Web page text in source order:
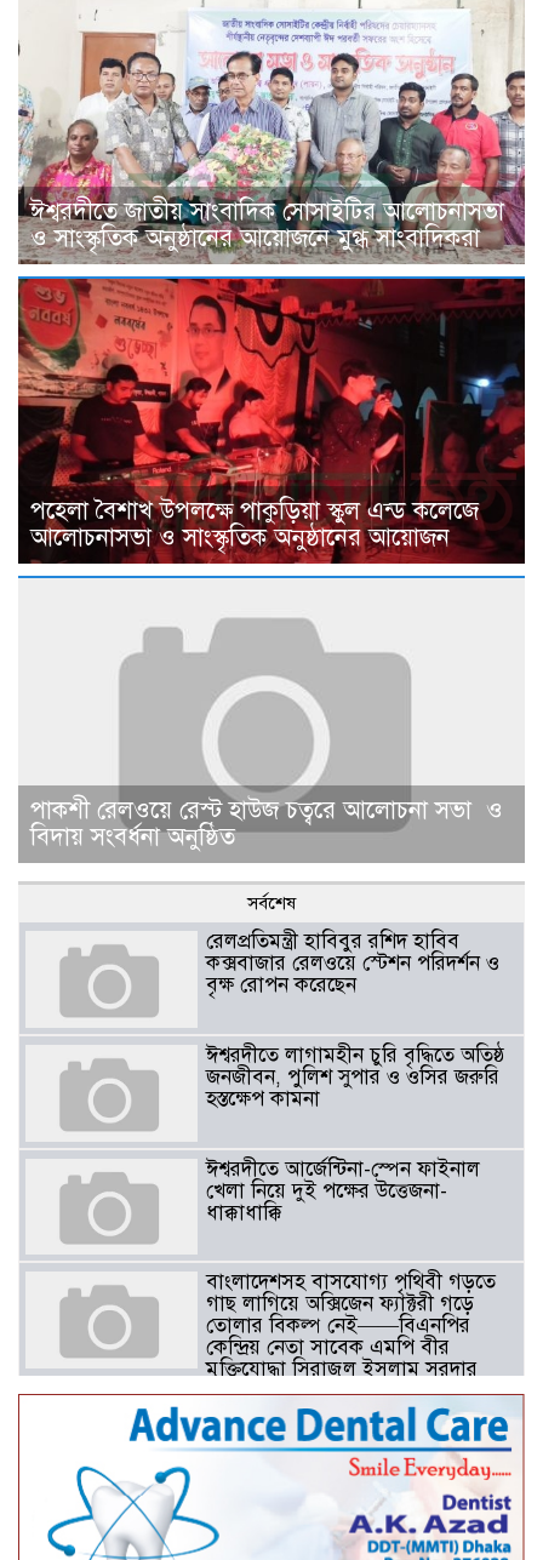
ঈশ্বরদীতে জাতীয় সাংবাদিক সোসাইটির আলোচনাসভা
ও সাংস্কৃতিক অনুষ্ঠানের আয়োজনে মুগ্ধ সাংবাদিকরা
পহেলা বৈশাখ উপলক্ষে পাকুড়িয়া স্কুল এন্ড কলেজে
আলোচনাসভা ও সাংস্কৃতিক অনুষ্ঠানের আয়োজন
পাকশী রেলওয়ে রেস্ট হাউজ চত্বরে আলোচনা সভা ও
বিদায় সংবর্ধনা অনুষ্ঠিত
সর্বশেষ
রেলপ্রতিমন্ত্রী হাবিবুর রশিদ হাবিব
কক্সবাজার রেলওয়ে স্টেশন পরিদর্শন ও
বৃক্ষ রোপন করেছেন
ঈশ্বরদীতে লাগামহীন চুরি বৃদ্ধিতে অতিষ্ঠ
জনজীবন, পুলিশ সুপার ও ওসির জরুরি
হস্তক্ষেপ কামনা ​
ঈশ্বরদীতে আর্জেন্টিনা-স্পেন ফাইনাল
খেলা নিয়ে দুই পক্ষের উত্তেজনা-
ধাক্কাধাক্কি
বাংলাদেশসহ বাসযোগ্য পৃথিবী গড়তে
গাছ লাগিয়ে অক্সিজেন ফ্যাক্টরী গড়ে
তোলার বিকল্প নেই——বিএনপির
কেন্দ্রিয় নেতা সাবেক এমপি বীর
মুক্তিযোদ্ধা সিরাজুল ইসলাম সরদার
আটঘরিয়ায় বিএনপি নেতার ভাতিজাকে ছাত্রলীগের সাধারণ